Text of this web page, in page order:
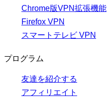
Chrome版VPN拡張機能
Firefox VPN
スマートテレビ VPN
プログラム
友達を紹介する
アフィリエイト